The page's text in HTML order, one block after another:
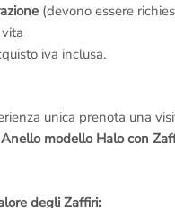
(devono essere
iva inclusa.
unica prenota una
Anello modello Halo con
degli Zaffiri: